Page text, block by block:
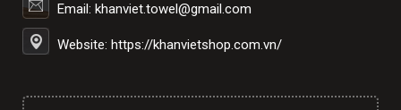
Email: khanviet.towel@gmail.com
Website: https://khanvietshop.com.vn/